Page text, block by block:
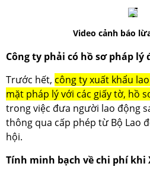
Video cảnh báo
Công ty phải có hồ sơ pháp lý
Trước hết, công ty xuất khẩu
mặt pháp lý với các giấy tờ, hồ
trong việc đưa người lao động
thông qua cấp phép từ Bộ Lao
hội.
Tính minh bạch về chi phí khi